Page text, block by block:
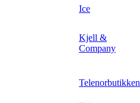
Ice
Kjell &
Company
Telenorbutikken